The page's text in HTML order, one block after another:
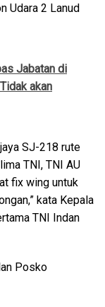
Udara 2 Lanud
Jabatan di
akan
SJ-218 rute
TNI, TNI AU
fix wing untuk
kata Kepala
TNI Indan
Posko